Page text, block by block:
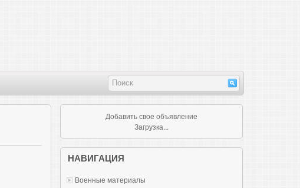
Добавить свое объявление
Загрузка...
НАВИГАЦИЯ
Военные материалы